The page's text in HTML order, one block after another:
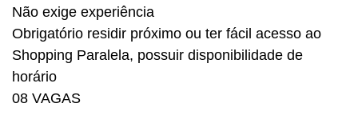
Não exige experiência
Obrigatório residir próximo ou ter fácil acesso ao
Shopping Paralela, possuir disponibilidade de
horário
08 VAGAS